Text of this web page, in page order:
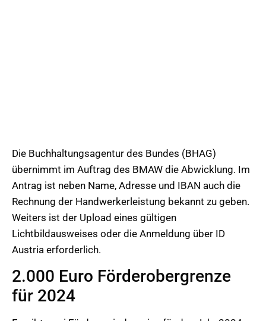
Die Buchhaltungsagentur des Bundes (BHAG)
übernimmt im Auftrag des BMAW die Abwicklung. Im
Antrag ist neben Name, Adresse und IBAN auch die
Rechnung der Handwerkerleistung bekannt zu geben.
Weiters ist der Upload eines gültigen
Lichtbildausweises oder die Anmeldung über ID
Austria erforderlich.
2.000 Euro Förderobergrenze
für 2024